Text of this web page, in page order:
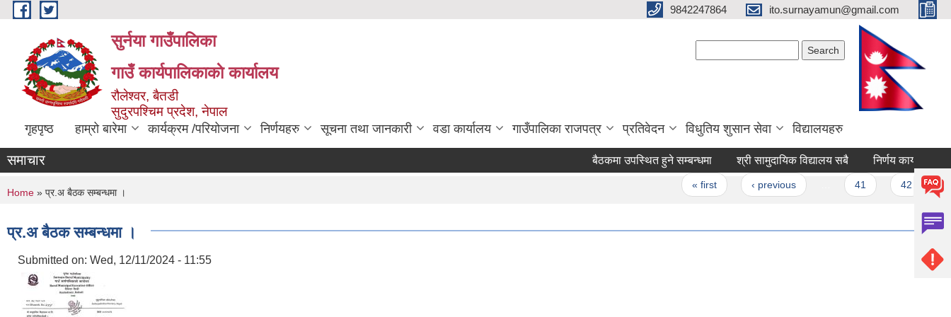
Skip to main content 9842247864 ito.surnayamun@gmail.com
सुर्नया गाउँपालिका
गाउँ कार्यपालिकाकाे कार्यालय
रौलेश्वर, बैतडी
सुदुरपश्चिम प्रदेश, नेपाल
गृहपृष्ठ हाम्रो बारेमा कार्यक्रम /परियोजना निर्णयहरु सूचना तथा जानकारी वडा कार्यालय गाउँपालिका राजपत्र प्रतिवेदन विधुतिय शुसान सेवा विद्यालयहरु
समाचार बैठकमा उपस्थित हुने सम्बन्धमा श्री सामुदायिक विद्यालय सबै निर्णय कार्यान्वय
« first ‹ previous 41 42 43
You are here
Home » प्र.अ बैठक सम्बन्धमा ।
प्र.अ बैठक सम्बन्धमा ।
Submitted on: Wed, 12/11/2024 - 11:55